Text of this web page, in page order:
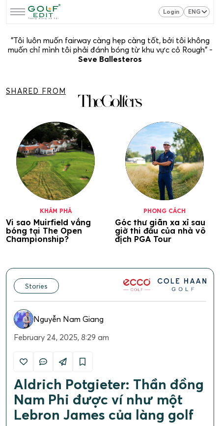
Login
"Tôi luôn muốn fairway càng hẹp càng tốt, bởi tôi không
muốn chỉ mình tôi phải đánh bóng từ khu vực cỏ Rough" -
Seve Ballesteros
SHARED FROM
KHÁM PHÁ
Vi sao Muirfield vắng
bóng tại The Open
Championship?
PHONG CÁCH
Góc thư giãn xa xỉ sau
giờ thi đấu của nhà vô
địch PGA Tour
Stories
Nguyễn Nam Giang
February 24, 2025, 8:29 am
Aldrich Potgieter: Thần đồng
Nam Phi được ví như một
Lebron James của làng golf